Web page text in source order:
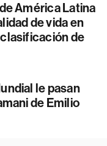
América Latina
de vida en
de
le pasan
de Emilio